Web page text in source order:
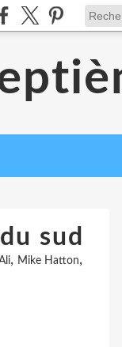
sud
, Mike Hatton,